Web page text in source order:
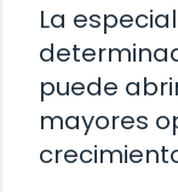
La
puede
mayores